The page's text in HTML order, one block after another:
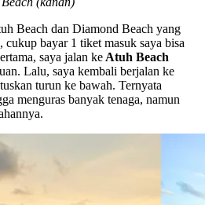
Beach dan Diamond Beach yang
cukup bayar 1 tiket masuk saya bisa
saya jalan ke Atuh Beach
Lalu, saya kembali berjalan ke
turun ke bawah. Ternyata
menguras banyak tenaga, namun